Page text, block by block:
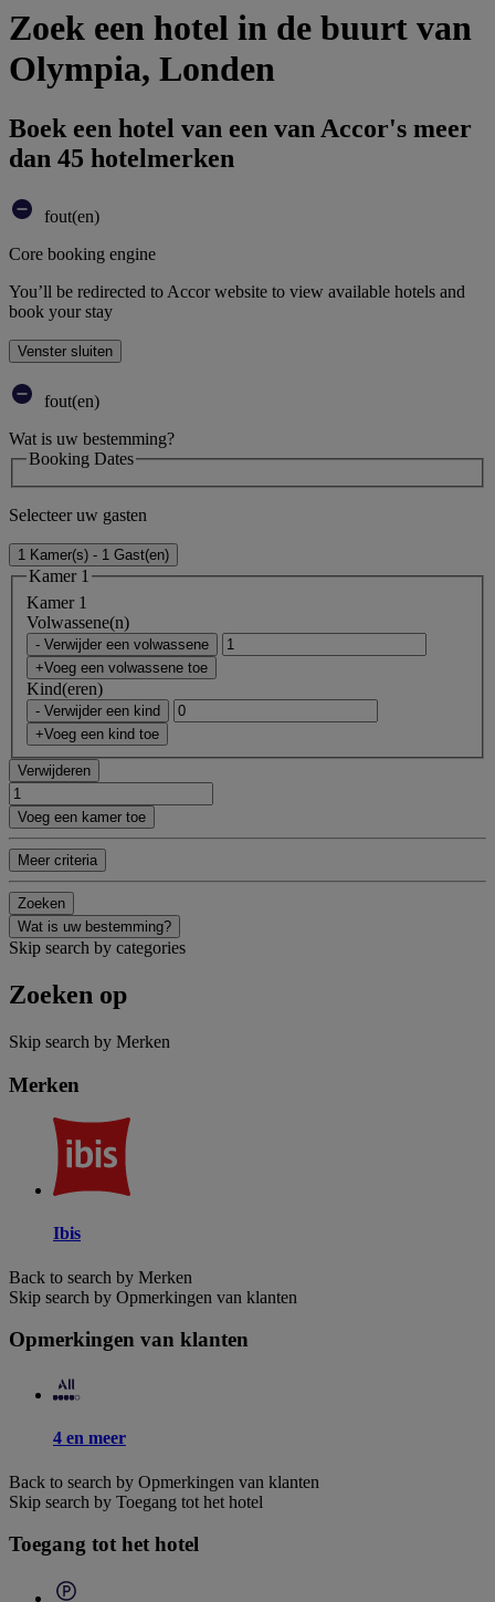
Zoek een hotel in de buurt van
Olympia, Londen
Boek een hotel van een van Accor's meer
dan 45 hotelmerken
fout(en)
Core booking engine
You’ll be redirected to Accor website to view available hotels and
book your stay
Venster sluiten
fout(en)
Wat is uw bestemming?
Booking Dates
Selecteer uw gasten
1 Kamer(s) - 1 Gast(en)
Kamer 1
Kamer 1
Volwassene(n)
- Verwijder een volwassene
+Voeg een volwassene toe
Kind(eren)
- Verwijder een kind
+Voeg een kind toe
Verwijderen
Voeg een kamer toe
Meer criteria
Zoeken
Wat is uw bestemming?
Skip search by categories
Zoeken op
Skip search by Merken
Merken
Ibis
Back to search by Merken
Skip search by Opmerkingen van klanten
Opmerkingen van klanten
4 en meer
Back to search by Opmerkingen van klanten
Skip search by Toegang tot het hotel
Toegang tot het hotel